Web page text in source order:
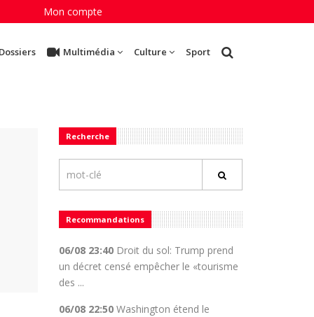
Mon compte
Multimédia Culture Sport
Recherche
Recommandations
06/08 23:40Droit du sol: Trump prend
un décret censé empêcher le «tourisme
des ...
06/08 22:50Washington étend le